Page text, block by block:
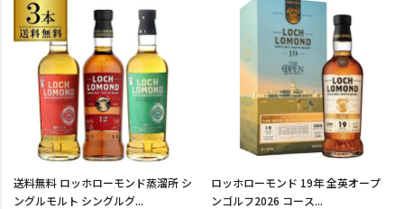
送料無料 ロッホローモンド蒸溜所 シ
ングルモルト シングルグ...
ロッホローモンド 19年 全英オープ
ンゴルフ2026 コース...